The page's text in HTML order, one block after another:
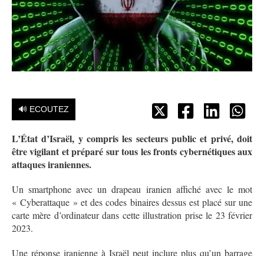
🔊 ECOUTEZ
L’État d’Israël, y compris les secteurs public et privé, doit
être vigilant et préparé sur tous les fronts cybernétiques aux
attaques iraniennes.
Un smartphone avec un drapeau iranien affiché avec le mot
« Cyberattaque » et des codes binaires dessus est placé sur une
carte mère d’ordinateur dans cette illustration prise le 23 février
2023.
Une réponse iranienne à Israël peut inclure plus qu’un barrage